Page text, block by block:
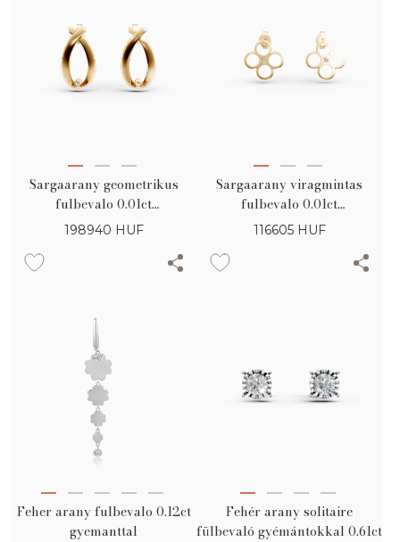
Sargaarany geometrikus
fulbevalo 0.01ct
gyemantokkal
198940 HUF
Sargaarany viragmintas
fulbevalo 0.01ct
gyemantokkal
116605 HUF
Feher arany fulbevalo 0.12ct
gyemanttal
Fehér arany solitaire
fülbevaló gyémántokkal 0.61ct